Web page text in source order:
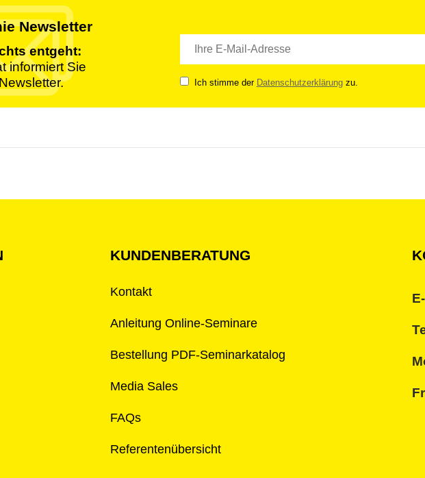
Newsletter
entgeht:
informiert Sie
Ich stimme der Datenschutzerklärung zu.
KUNDENBERATUNG
Kontakt
Anleitung Online-Seminare
Bestellung PDF-Seminarkatalog
Media Sales
FAQs
Referentenübersicht